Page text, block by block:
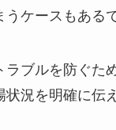
ケースもある
ラブルを防ぐた
状況を明確に伝